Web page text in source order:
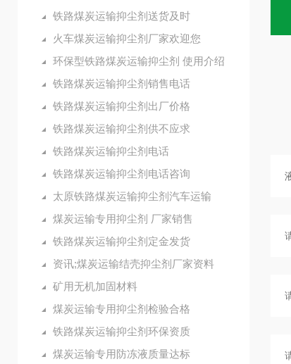
铁路煤炭运输抑尘剂送货及时
火车煤炭运输抑尘剂厂家欢迎您
环保型铁路煤炭运输抑尘剂 使用介绍
铁路煤炭运输抑尘剂销售电话
铁路煤炭运输抑尘剂出厂价格
铁路煤炭运输抑尘剂供不应求
铁路煤炭运输抑尘剂电话
铁路煤炭运输抑尘剂电话咨询
太原铁路煤炭运输抑尘剂汽车运输
煤炭运输专用抑尘剂 厂家销售
铁路煤炭运输抑尘剂定金发货
资讯;煤炭运输结壳抑尘剂厂家资料
矿用无机加固材料
煤炭运输专用抑尘剂检验合格
铁路煤炭运输抑尘剂环保资质
煤炭运输专用防冻液质量达标